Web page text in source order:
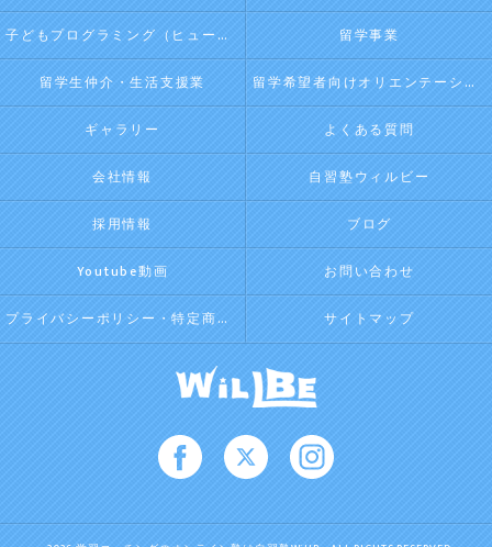
子どもプログラミング（ヒューマンアカデミージュニアプログラム） 留学事業
留学生仲介・生活支援業 留学希望者向けオリエンテーション
ギャラリー よくある質問
会社情報 自習塾ウィルビー
採用情報 ブログ
Youtube動画 お問い合わせ
プライバシーポリシー・特定商取引法に基づく表記 サイトマップ